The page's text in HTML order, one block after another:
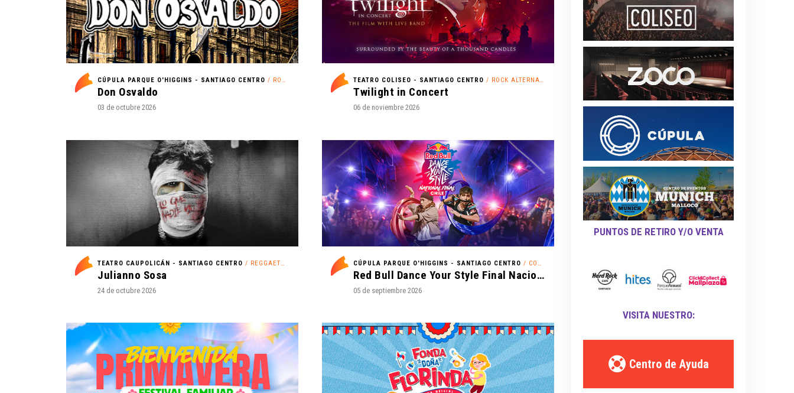
CÚPULA PARQUE O'HIGGINS - SANTIAGO CENTRO / ROCK
Don Osvaldo
03 de octubre 2026
TEATRO COLISEO - SANTIAGO CENTRO / ROCK ALTERNATIVO
Twilight in Concert
06 de noviembre 2026
TEATRO CAUPOLICÁN - SANTIAGO CENTRO / REGGAETÓN
Julianno Sosa
24 de octubre 2026
CÚPULA PARQUE O'HIGGINS - SANTIAGO CENTRO / COMPETENCIA
Red Bull Dance Your Style Final Nacional
05 de septiembre 2026
PUNTOS DE RETIRO Y/O VENTA
VISITA NUESTRO:
Centro de Ayuda